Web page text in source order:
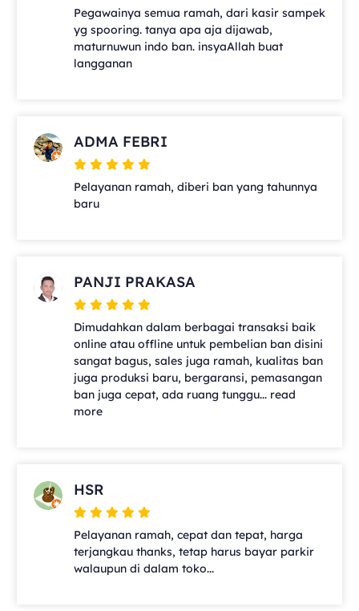
Pegawainya semua ramah, dari kasir sampek
yg spooring. tanya apa aja dijawab,
maturnuwun indo ban. insyaAllah buat
langganan
ADMA FEBRI
Pelayanan ramah, diberi ban yang tahunnya
baru
PANJI PRAKASA
Dimudahkan dalam berbagai transaksi baik
online atau offline untuk pembelian ban disini
sangat bagus, sales juga ramah, kualitas ban
juga produksi baru, bergaransi, pemasangan
ban juga cepat, ada ruang tunggu... read
more
HSR
Pelayanan ramah, cepat dan tepat, harga
terjangkau thanks, tetap harus bayar parkir
walaupun di dalam toko...